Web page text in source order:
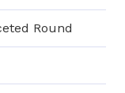
Round